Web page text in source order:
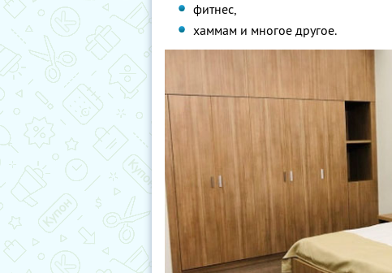
фитнес,
хаммам и многое другое.